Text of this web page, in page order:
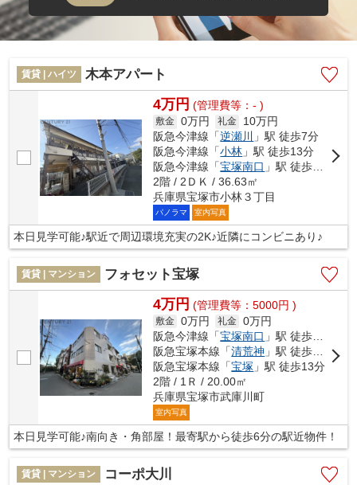
賃貸 | ハイツ 木本アパート
4万円 (管理費等：- )
敷金 0万円 礼金
10万円
阪急今津線「逆瀬川
」駅 徒歩7分
阪急今津線「小林 」駅 徒歩13分
阪急今津線「宝塚南口 」駅 徒歩19分
2階 / 2ＤＫ / 36.63㎡
兵庫県宝塚市小林３丁目
パノラマ 室内写真
本日見学可能♪駅近で周辺環境充実の2K♪近隣にコンビニあり♪
賃貸 | マンション フォセット宝塚
4万円 (管理費等：5000円 )
敷金 0万円 礼金 0万円
阪急今津線「宝塚南口 」駅 徒歩6分
阪急宝塚本線「清荒神 」駅 徒歩12分
阪急宝塚本線「宝塚 」駅 徒歩13分
2階 / 1Ｒ / 20.00㎡
兵庫県宝塚市武庫川町
室内写真
本日見学可能♪南向き・角部屋！最寄駅から徒歩6分の駅近物件！
賃貸 | マンション コーポ大川